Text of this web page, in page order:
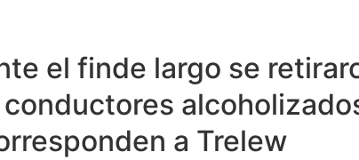
el finde largo se
a Trelew